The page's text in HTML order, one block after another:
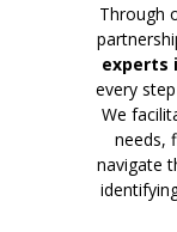
Through
experts
every
We
needs,
navigate